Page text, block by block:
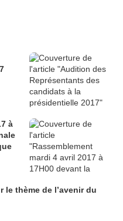
à
le thème de l’avenir du